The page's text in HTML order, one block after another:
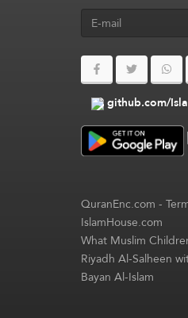
github.com/
QuranEnc.com-
IslamHouse.com
What Muslim
Riyadh Al-Salheen
Bayan Al-Islam